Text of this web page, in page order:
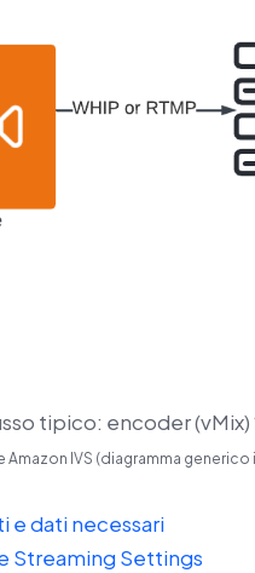
tipico: encoder
IVS (diagramma generico
e dati necessari
Streaming Settings